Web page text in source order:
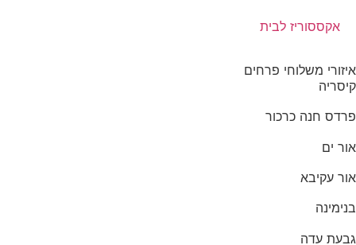
אקססוריז לבית
איזורי משלוחי פרחים
קיסריה
פרדס חנה כרכור
אור ים
אור עקיבא
בנימינה
גבעת עדה